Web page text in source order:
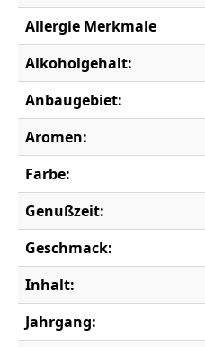
Allergie Merkmale
Alkoholgehalt:
Anbaugebiet:
Aromen:
Farbe:
Genußzeit:
Geschmack:
Inhalt:
Jahrgang: